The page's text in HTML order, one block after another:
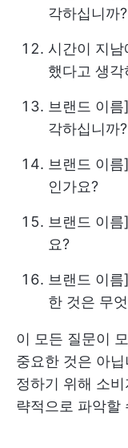
각하십니까?
시간이 지
했다고 생
브랜드 이
각하십니까?
브랜드 이
인가요?
브랜드 이
요?
브랜드 이
한 것은 무
이 모든 질문이
중요한 것은 아
정하기 위해 소
략적으로 파악할